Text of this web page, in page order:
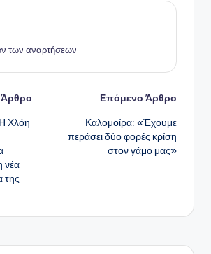
των αναρτήσεων
Χλόη
νέα
της
Επόμενο Άρθρο
Καλομοίρα: «Έχουμε
περάσει δύο φορές κρίση
στον γάμο μας»